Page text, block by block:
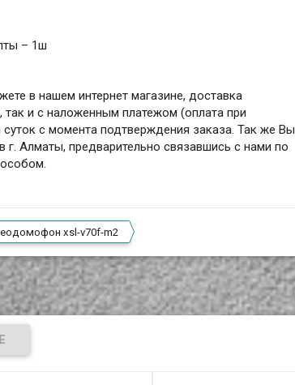
– 1ш
в нашем интернет магазине, доставка
так и с наложенным платежом (оплата при
суток с момента подтверждения заказа. Так же Вы
Алматы, предварительно связавшись с нами по
xsl-v70f-m2